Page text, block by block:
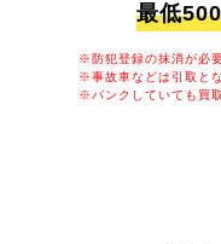
最低
※防犯登録の抹消が必要
※事故車などは引取と
※パンクしていても買